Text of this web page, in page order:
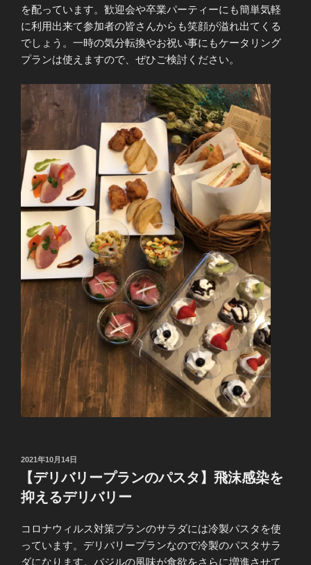
を配っています。歓迎会や卒業パーティーにも簡単気軽
に利用出来て参加者の皆さんからも笑顔が溢れ出てくる
でしょう。一時の気分転換やお祝い事にもケータリング
プランは使えますので、ぜひご検討ください。
投
日:
2021年10月14日
【デリバリープランのパスタ】飛沫感染を
抑えるデリバリー
コロナウィルス対策プランのサラダには冷製パスタを使
っています。デリバリープランなので冷製のパスタサラ
ダになります。バジルの風味が食欲をさらに増進させて